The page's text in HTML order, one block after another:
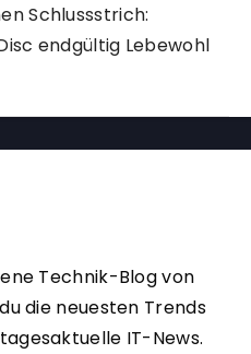
Schlussstrich:
endgültig Lebewohl
Technik-Blog von
die neuesten Trends
IT-News.